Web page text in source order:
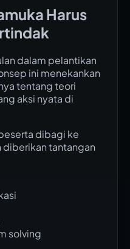
Harus
dalam pelantikan
ini menekankan
tentang teori
aksi nyata di
dibagi ke
tantangan
solving